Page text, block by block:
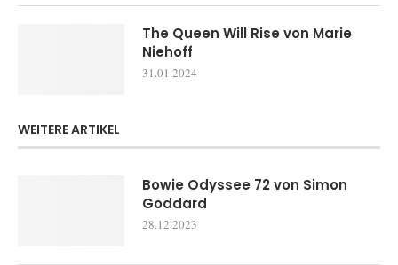
The Queen Will Rise von Marie
Niehoff
31.01.2024
WEITERE ARTIKEL
Bowie Odyssee 72 von Simon
Goddard
28.12.2023